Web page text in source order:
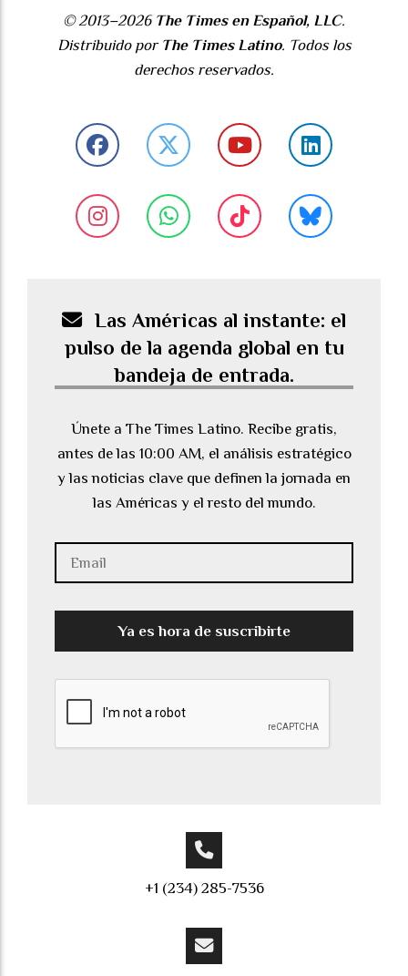
© 2013–2026 The Times en Español, LLC.
Distribuido por The Times Latino. Todos los
derechos reservados.
Las Américas al instante: el
pulso de la agenda global en tu
bandeja de entrada.
Únete a The Times Latino. Recibe gratis,
antes de las 10:00 AM, el análisis estratégico
y las noticias clave que definen la jornada en
las Américas y el resto del mundo.
Ya es hora de suscribirte
+1 (234) 285-7536